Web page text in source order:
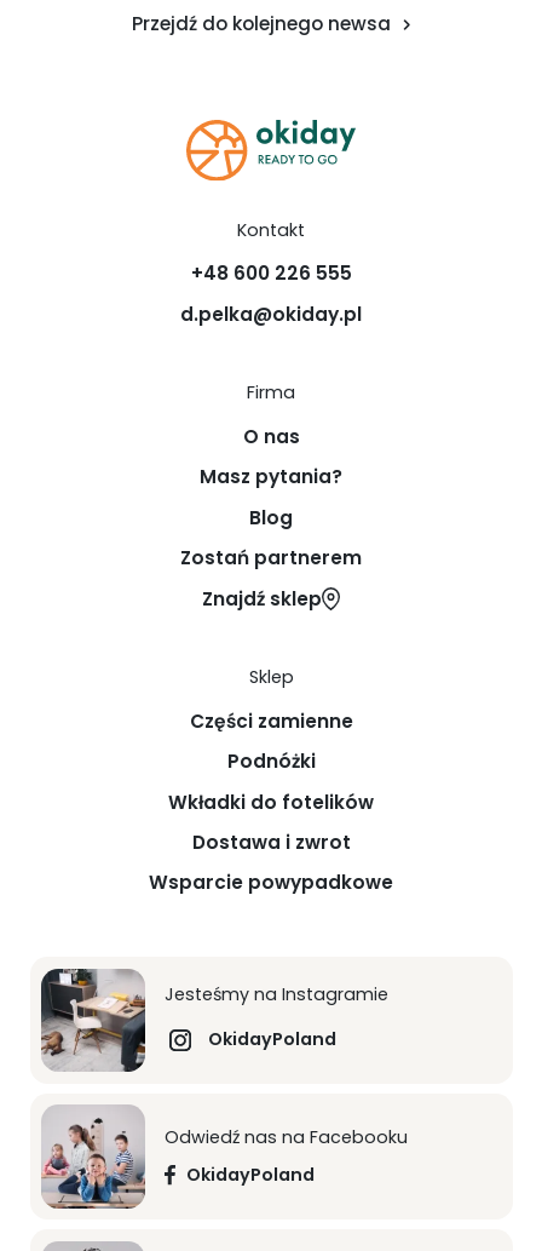
Przejdź do kolejnego newsa
Kontakt
+48 600 226 555
d.pelka@okiday.pl
Firma
O nas
Masz pytania?
Blog
Zostań partnerem
Znajdź sklep
Sklep
Części zamienne
Podnóżki
Wkładki do fotelików
Dostawa i zwrot
Wsparcie powypadkowe
Jesteśmy na Instagramie
OkidayPoland
Odwiedź nas na Facebooku
OkidayPoland